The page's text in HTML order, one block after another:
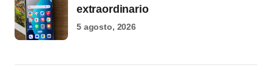
extraordinario
5 agosto, 2026